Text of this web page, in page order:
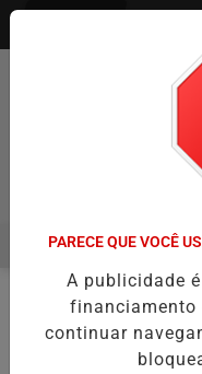
Pesquisar
ITAQUÁ ESTREIA NO
EM ALTA
EM
PARECE QUE VOCÊ
A publicidade
financiamento
continuar